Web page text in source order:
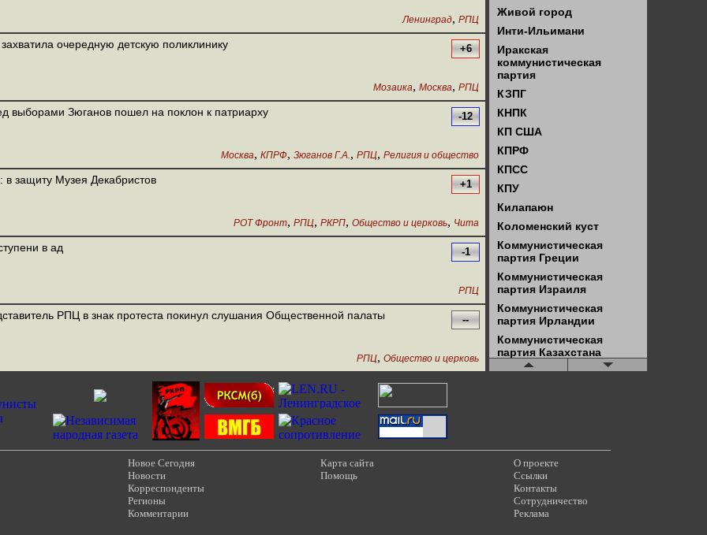
Ленинград, РПЦ
очередную детскую поликлинику +6
Мозаика, Москва, РПЦ
выборами Зюганов пошел на поклон к патриарху -12
Москва, КПРФ, Зюганов Г.А., РПЦ, Религия и общество
в защиту Музея Декабристов +1
РОТ Фронт, РПЦ, РКРП, Общество и церковь, Чита
в ад -1
РПЦ
РПЦ в знак протеста покинул слушания Общественной палаты --
РПЦ, Общество и церковь
Живой город
Инти-Ильимани
Иракская
коммунистическая
партия
КЗПГ
КНПК
КП США
КПРФ
КПСС
КПУ
Килапаюн
Коломенский куст
Коммунистическая
партия Греции
Коммунистическая
партия Израиля
Коммунистическая
партия Ирландии
Коммунистическая
партия Казахстана
Коммунистическая
Красное ТВ
Красное ТВ - Чита
Красный университет
ЛКСМ
Новое Сегодня
Новости
Корреспонденты
Регионы
Комментарии
Карта сайта
Помощь
О проекте
Ссылки
Контакты
Сотрудничество
Реклама